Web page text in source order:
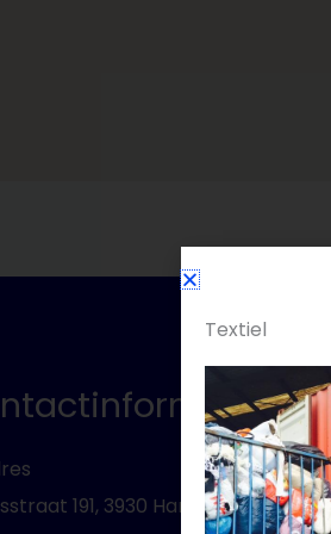
191, 3930 Hamont
Textiel